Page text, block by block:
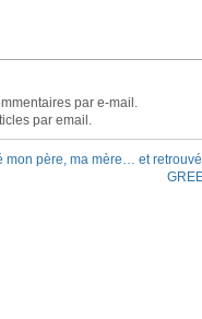
par e-mail.
par email.
mon père, ma mère… et